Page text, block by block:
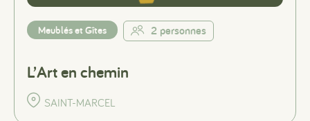
Meublés et Gîtes 2 personnes
L’Art en chemin
SAINT-MARCEL